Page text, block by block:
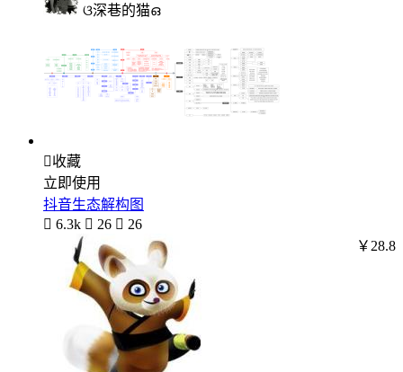
ଓ深巷的猫ഒ
收藏
立即使用
抖音生态解构图
 6.3k  26  26
￥28.8